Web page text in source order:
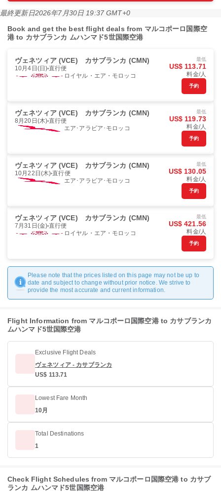
最終更新日2026年7月30日 19:37 GMT+0
Book and get the best flight deals from マルコポーロ国際空
港 to カサブランカ ムハンマド5世国際空港
ヴェネツィア (VCE) カサブランカ (CMN)
10月4日(日) 直行便
ロイヤル・エア・モロッコ
最低
US$ 113.71
料金/人
予約
ヴェネツィア (VCE) カサブランカ (CMN)
8月20日(木) 直行便
エア･アラビア･モロッコ
最低
US$ 119.73
料金/人
予約
ヴェネツィア (VCE) カサブランカ (CMN)
10月22日(木) 直行便
エア･アラビア･モロッコ
最低
US$ 130.05
料金/人
予約
ヴェネツィア (VCE) カサブランカ (CMN)
7月31日(金) 直行便
ロイヤル・エア・モロッコ
最低
US$ 421.56
料金/人
予約
Please note that the prices listed on this page may not be up to
date and subject to change without prior notice. We strive to
provide the most accurate and current information.
Flight Information from マルコポーロ国際空港 to カサブランカ
ムハンマド5世国際空港
Exclusive Flight Deals
ヴェネツィア - カサブランカ
US$ 113.71
Lowest Fare Month
10月
Total Destinations
1
Check Flight Schedules from マルコポーロ国際空港 to カサブ
ランカ ムハンマド5世国際空港